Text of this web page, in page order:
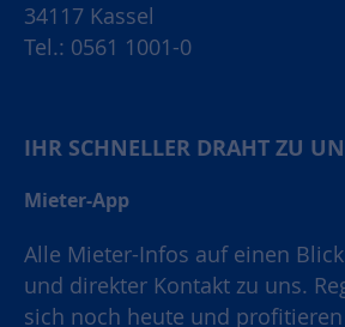
34117 Kassel
Tel.: 0561 1001-0
IHR SCHNELLER DRAHT ZU
Mieter-App
Alle Mieter-Infos auf einen
und direkter Kontakt zu uns.
sich noch heute und